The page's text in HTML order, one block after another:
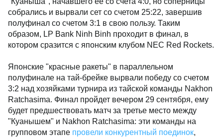
собрались и вырвали сет со счетом 25:22, завершив
полуфинал со счетом 3:1 в свою пользу. Таким
образом, LP Bank Ninh Binh проходит в финал, в
котором сразится с японским клубом NEC Red Rockets.
Японские "красные ракеты" в параллельном
полуфинале на тай-брейке вырвали победу со счетом
3:2 над хозяйками турнира из тайской команды Nakhon
Ratchasima. Финал пройдет вечером 29 сентября, ему
будет предшествовать матч за третье место между
"Куанышем" и Nakhon Ratchasima: эти команды на
групповом этапе провели конкурентный поединок,